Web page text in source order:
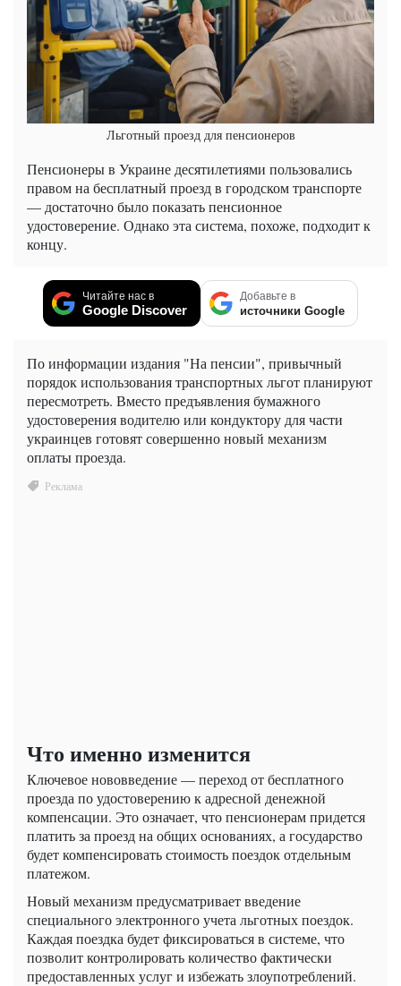
Льготный проезд для пенсионеров
Пенсионеры в Украине десятилетиями пользовались
правом на бесплатный проезд в городском транспорте
— достаточно было показать пенсионное
удостоверение. Однако эта система, похоже, подходит к
концу.
Читайте нас в
Google Discover
Добавьте в
источники Google
По информации издания "На пенсии", привычный
порядок использования транспортных льгот планируют
пересмотреть. Вместо предъявления бумажного
удостоверения водителю или кондуктору для части
украинцев готовят совершенно новый механизм
оплаты проезда.
Что именно изменится
Ключевое нововведение — переход от бесплатного
проезда по удостоверению к адресной денежной
компенсации. Это означает, что пенсионерам придется
платить за проезд на общих основаниях, а государство
будет компенсировать стоимость поездок отдельным
платежом.
Новый механизм предусматривает введение
специального электронного учета льготных поездок.
Каждая поездка будет фиксироваться в системе, что
позволит контролировать количество фактически
предоставленных услуг и избежать злоупотреблений.